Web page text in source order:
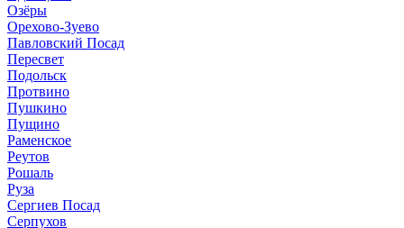
Озёры
Орехово-Зуево
Павловский Посад
Пересвет
Подольск
Протвино
Пушкино
Пущино
Раменское
Реутов
Рошаль
Руза
Сергиев Посад
Серпухов